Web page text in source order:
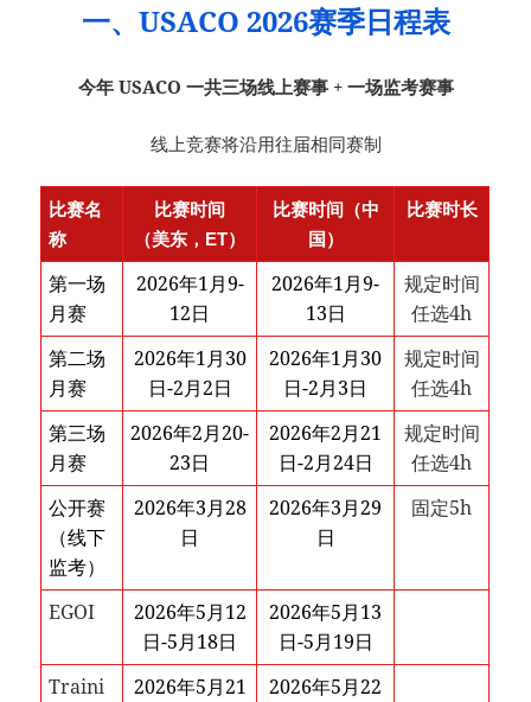
一、USACO 2026赛季日程表
今年 USACO 一共三场线上赛事 + 一场监考赛事
线上竞赛将沿用往届相同赛制
比赛名
称
比赛时间
（美东，ET）
比赛时间（中
国）
比赛时长
第一场
月赛
2026年1月9-
12日
2026年1月9-
13日
规定时间
任选4h
第二场
月赛
2026年1月30
日-2月2日
2026年1月30
日-2月3日
规定时间
任选4h
第三场
月赛
2026年2月20-
23日
2026年2月21
日-2月24日
规定时间
任选4h
公开赛
（线下
监考）
2026年3月28
日
2026年3月29
日
固定5h
EGOI
2026年5月12
日-5月18日
2026年5月13
日-5月19日
Traini
2026年5月21
2026年5月22